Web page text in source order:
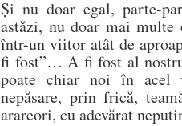
Și nu doar egal, parte-
astăzi, nu doar mai
într-un viitor atât de
fi fost”… A fi fost al
poate chiar noi în acel
nepăsare, prin frică,
arareori, cu adevărat